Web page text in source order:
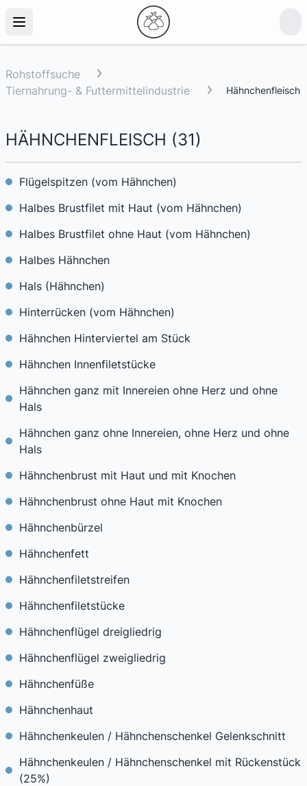
Rohstoffsuche
Tiernahrung- & Futtermittelindustrie
Hähnchenfleisch
HÄHNCHENFLEISCH (31)
Flügelspitzen (vom Hähnchen)
Halbes Brustfilet mit Haut (vom Hähnchen)
Halbes Brustfilet ohne Haut (vom Hähnchen)
Halbes Hähnchen
Hals (Hähnchen)
Hinterrücken (vom Hähnchen)
Hähnchen Hinterviertel am Stück
Hähnchen Innenfiletstücke
Hähnchen ganz mit Innereien ohne Herz und ohne
Hals
Hähnchen ganz ohne Innereien, ohne Herz und ohne
Hals
Hähnchenbrust mit Haut und mit Knochen
Hähnchenbrust ohne Haut mit Knochen
Hähnchenbürzel
Hähnchenfett
Hähnchenfiletstreifen
Hähnchenfiletstücke
Hähnchenflügel dreigliedrig
Hähnchenflügel zweigliedrig
Hähnchenfüße
Hähnchenhaut
Hähnchenkeulen / Hähnchenschenkel Gelenkschnitt
Hähnchenkeulen / Hähnchenschenkel mit Rückenstück
(25%)